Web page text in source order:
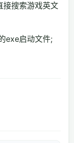
接搜索游戏英文
exe启动文件;